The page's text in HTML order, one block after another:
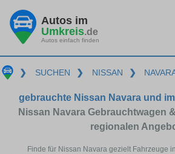
Autos im
Umkreis.de
Autos einfach finden
❯ SUCHEN ❯ NISSAN ❯
gebrauchte Nissan Navara und
Nissan Navara Gebrauchtwagen
regionalen
Finde für Nissan Navara gezielt Fahrzeuge